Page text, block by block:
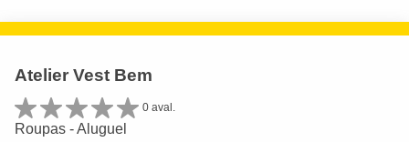
Atelier Vest Bem
0 aval.
Roupas - Aluguel